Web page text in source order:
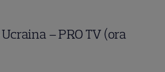
– PRO TV (ora